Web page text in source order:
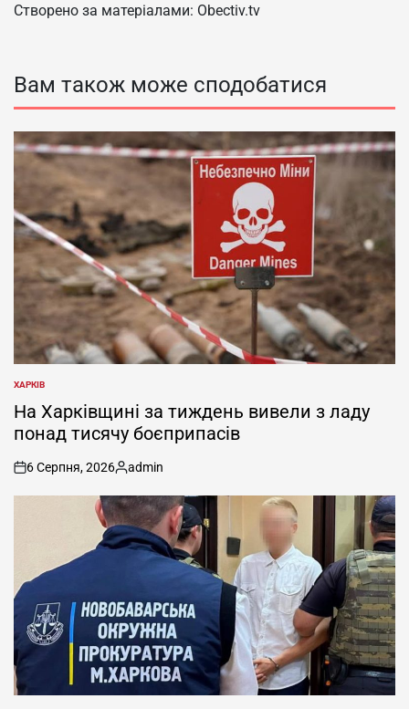
Створено за матеріалами: Obectiv.tv
Вам також може сподобатися
ОПУБЛІКУВАТИ
У
ХАРКІВ
На Харківщині за тиждень вивели з ладу
понад тисячу боєприпасів
on
6 Серпня, 2026
Опубліковано
admin